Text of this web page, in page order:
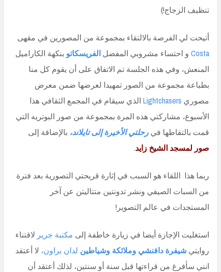
تنظيف الزجاج!)
أتيحت لي الفرصة بالالتقاء بمجموعة من المصورين في مقهى
Costa و احتساء مشروبي المفضل الفريسكاتو بنكهة الكاراميل
المنعش، وفي هذه الجلسة تم الاتفاق على أن يقوم كل منا
بطباعة مجموعة من الصور تمهيدا لعرضها ضمن معرض
مصوري Lightchasers الذي سيقام في المجمع الثقافي هذا
الأسبوع، مشاركتي هذه المرة بمجموعة من صور البوتريه التي
قمت بالتقاطها في رحلتي الأخيرة إلى تايلاند، بالإضافة إلى
صور لمسجد الشيخ زايد.
ربما هذا اللقاء هو السبب في إثارة قريحتي التصورية بعد فترة
من السبات الصيفي ونشر تدونتين متتاليتن عن آخر
المستجدات في عالم التصوير!
استغليت الإجازة أيضا في زيارة خاطفة إلى مكتبة جرير لاقتناء
روايتي شيفرة دافنشي وملائكة وشياطين لدان براون، لا أعتقد
انني سأفرغ من قراءتها قبل سنة أو سنتين، لذلك أعتقد أن